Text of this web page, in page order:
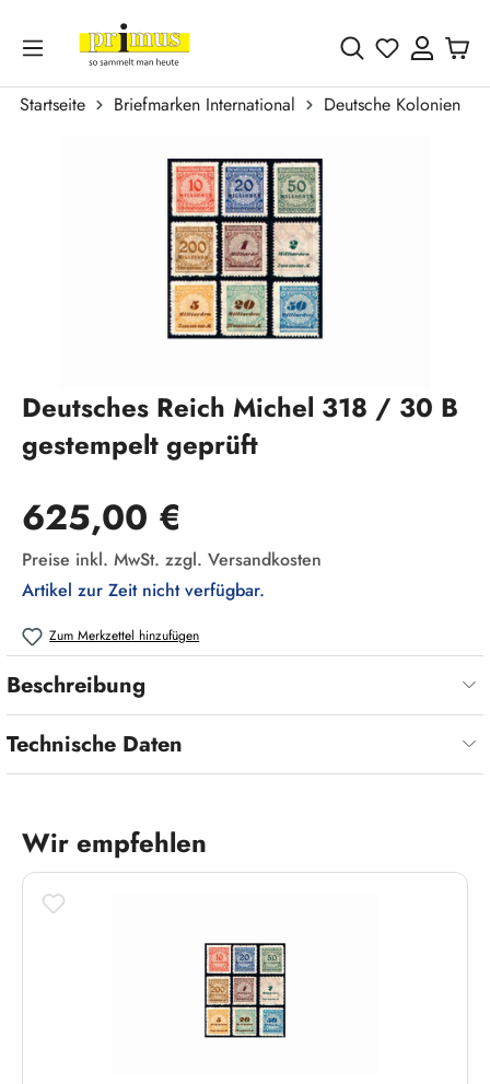
Zum Hauptinhalt springen
Du hast 0
Startseite Briefmarken International Deutsche Kolonien
Deutsches Reich Michel 318 / 30 B
gestempelt geprüft
Regulärer Preis:
625,00 €
Preise inkl. MwSt. zzgl. Versandkosten
Artikel zur Zeit nicht verfügbar.
Zum Merkzettel hinzufügen
Beschreibung
Technische Daten
Wir empfehlen
Produktgalerie überspringen